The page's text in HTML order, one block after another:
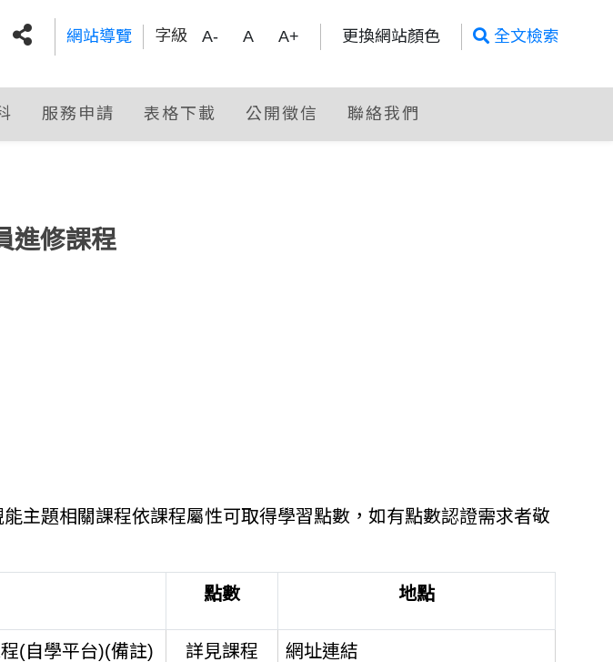
社群分享
網站導覽 字級 A- A A+ 更換網站顏色 全文檢索
全文檢索
服務申請 表格下載 公開徵信 聯絡我們
進修課程
主題相關課程依課程屬性可取得學習點數，如有點數認證需求者敬
點數 地點
(自學平台)(備註) 詳見課程 網址連結